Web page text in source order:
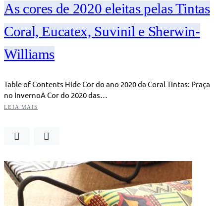
As cores de 2020 eleitas pelas Tintas
Coral, Eucatex, Suvinil e Sherwin-
Williams
Table of Contents Hide Cor do ano 2020 da Coral Tintas: Praça
no InvernoA Cor do 2020 das…
LEIA MAIS